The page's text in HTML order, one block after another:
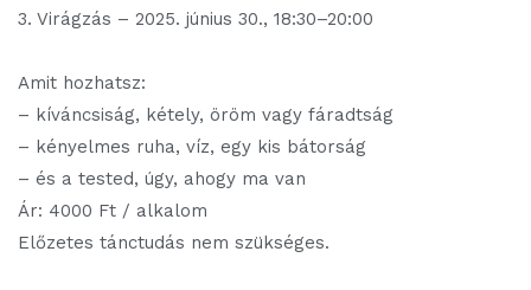
3. Virágzás – 2025. június 30., 18:30–20:00
Amit hozhatsz:
– kíváncsiság, kétely, öröm vagy fáradtság
– kényelmes ruha, víz, egy kis bátorság
– és a tested, úgy, ahogy ma van
Ár: 4000 Ft / alkalom
Előzetes tánctudás nem szükséges.